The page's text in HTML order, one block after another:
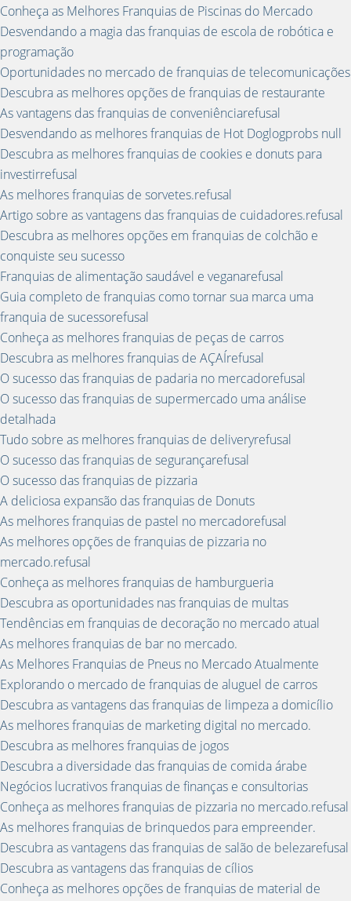
Conheça as Melhores Franquias de Piscinas do Mercado
Desvendando a magia das franquias de escola de robótica e
programação
Oportunidades no mercado de franquias de telecomunicações
Descubra as melhores opções de franquias de restaurante
As vantagens das franquias de conveniênciarefusal
Desvendando as melhores franquias de Hot Doglogprobs null
Descubra as melhores franquias de cookies e donuts para
investirrefusal
As melhores franquias de sorvetes.refusal
Artigo sobre as vantagens das franquias de cuidadores.refusal
Descubra as melhores opções em franquias de colchão e
conquiste seu sucesso
Franquias de alimentação saudável e veganarefusal
Guia completo de franquias como tornar sua marca uma
franquia de sucessorefusal
Conheça as melhores franquias de peças de carros
Descubra as melhores franquias de AÇAÍrefusal
O sucesso das franquias de padaria no mercadorefusal
O sucesso das franquias de supermercado uma análise
detalhada
Tudo sobre as melhores franquias de deliveryrefusal
O sucesso das franquias de segurançarefusal
O sucesso das franquias de pizzaria
A deliciosa expansão das franquias de Donuts
As melhores franquias de pastel no mercadorefusal
As melhores opções de franquias de pizzaria no
mercado.refusal
Conheça as melhores franquias de hamburgueria
Descubra as oportunidades nas franquias de multas
Tendências em franquias de decoração no mercado atual
As melhores franquias de bar no mercado.
As Melhores Franquias de Pneus no Mercado Atualmente
Explorando o mercado de franquias de aluguel de carros
Descubra as vantagens das franquias de limpeza a domicílio
As melhores franquias de marketing digital no mercado.
Descubra as melhores franquias de jogos
Descubra a diversidade das franquias de comida árabe
Negócios lucrativos franquias de finanças e consultorias
Conheça as melhores franquias de pizzaria no mercado.refusal
As melhores franquias de brinquedos para empreender.
Descubra as vantagens das franquias de salão de belezarefusal
Descubra as vantagens das franquias de cílios
Conheça as melhores opções de franquias de material de